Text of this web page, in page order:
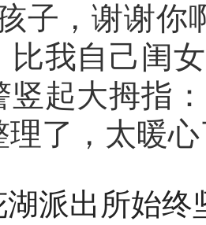
子，谢谢你
比我自己闺
竖起大拇指
理了，太暖心
出所始终坚